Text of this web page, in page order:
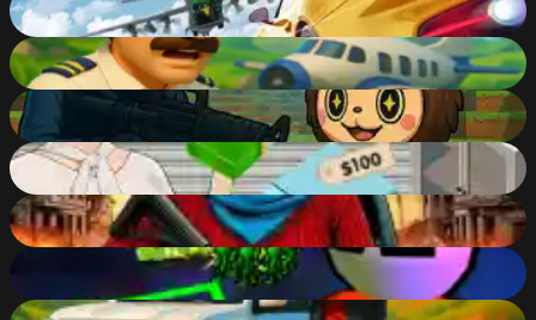
82 %
Lost Adventure
79%
Labubu Shooter
33
%
Bid Wars 1: Auction Simulator
86
Grandma with machine gun: Apocalypsis
83%
Zombies Idle Defense Tycoon
85
Land Cruiser Offroad Driver